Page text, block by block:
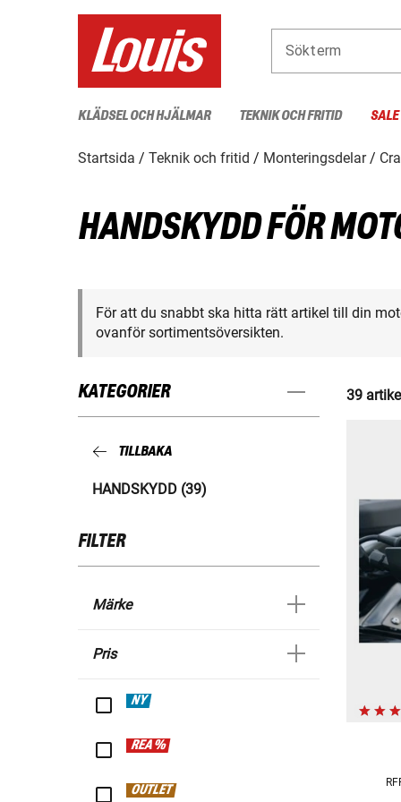
Sökterm
KLÄDSEL OCH HJÄLMAR TEKNIK OCH FRITID
Startsida Teknik och fritid Monteringsdelar
HANDSKYDD FÖR
För att du snabbt ska hitta rätt artikel till din
ovanför sortimentsöversikten.
KATEGORIER
TILLBAKA
HANDSKYDD (39)
FILTER
Märke
Pris
NY
REA %
OUTLET
39